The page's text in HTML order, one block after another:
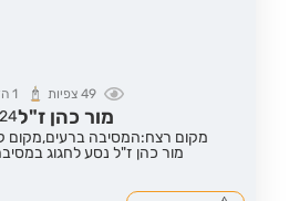
49צפיות 1
מור כהן ז"ל24,
מקום רצח:המסיבה ברעים,מקום
מור כהן ז"ל נסע לחגוג